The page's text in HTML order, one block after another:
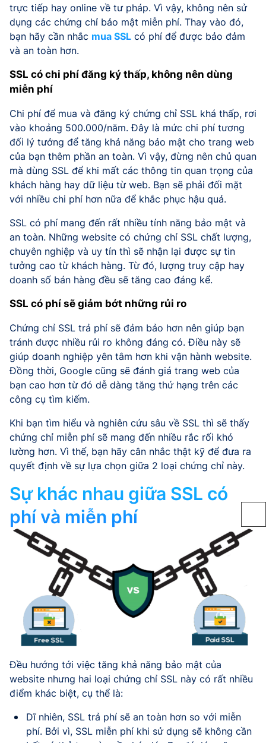
trực tiếp hay online về tư pháp. Vì vậy, không nên sử
dụng các chứng chỉ bảo mật miễn phí. Thay vào đó,
bạn hãy cần nhắc mua SSL có phí để được bảo đảm
và an toàn hơn.
SSL có chi phí đăng ký thấp, không nên dùng
miễn phí
Chi phí để mua và đăng ký chứng chỉ SSL khá thấp, rơi
vào khoảng 500.000/năm. Đây là mức chi phí tương
đối lý tưởng để tăng khả năng bảo mật cho trang web
của bạn thêm phần an toàn. Vì vậy, đừng nên chủ quan
mà dùng SSL để khi mất các thông tin quan trọng của
khách hàng hay dữ liệu từ web. Bạn sẽ phải đối mặt
với nhiều chi phí hơn nữa để khắc phục hậu quả.
SSL có phí mang đến rất nhiều tính năng bảo mật và
an toàn. Những website có chứng chỉ SSL chất lượng,
chuyên nghiệp và uy tín thì sẽ nhận lại được sự tin
tưởng cao từ khách hàng. Từ đó, lượng truy cập hay
doanh số bán hàng đều sẽ tăng cao đáng kể.
SSL có phí sẽ giảm bớt những rủi ro
Chứng chỉ SSL trả phí sẽ đảm bảo hơn nên giúp bạn
tránh được nhiều rủi ro không đáng có. Điều này sẽ
giúp doanh nghiệp yên tâm hơn khi vận hành website.
Đồng thời, Google cũng sẽ đánh giá trang web của
bạn cao hơn từ đó dễ dàng tăng thứ hạng trên các
công cụ tìm kiếm.
Khi bạn tìm hiểu và nghiên cứu sâu về SSL thì sẽ thấy
chứng chỉ miễn phí sẽ mang đến nhiều rắc rối khó
lường hơn. Vì thế, bạn hãy cân nhắc thật kỹ để đưa ra
quyết định về sự lựa chọn giữa 2 loại chứng chỉ này.
Sự khác nhau giữa SSL có
phí và miễn phí
Đều hướng tới việc tăng khả năng bảo mật của
website nhưng hai loại chứng chỉ SSL này có rất nhiều
điểm khác biệt, cụ thể là:
Dĩ nhiên, SSL trả phí sẽ an toàn hơn so với miễn
phí. Bởi vì, SSL miễn phí khi sử dụng sẽ không cần